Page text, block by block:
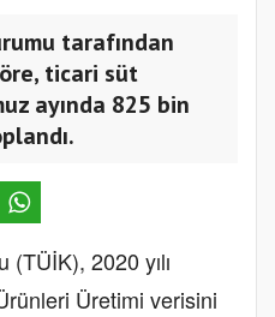
tarafından
ticari süt
ayında 825 bin
2020 yılı
Üretimi verisini